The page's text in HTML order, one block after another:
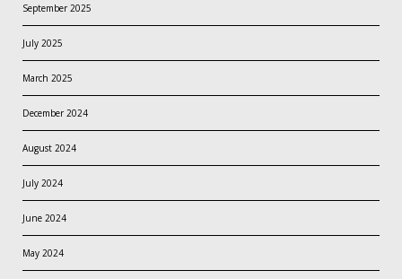
September 2025
July 2025
March 2025
December 2024
August 2024
July 2024
June 2024
May 2024